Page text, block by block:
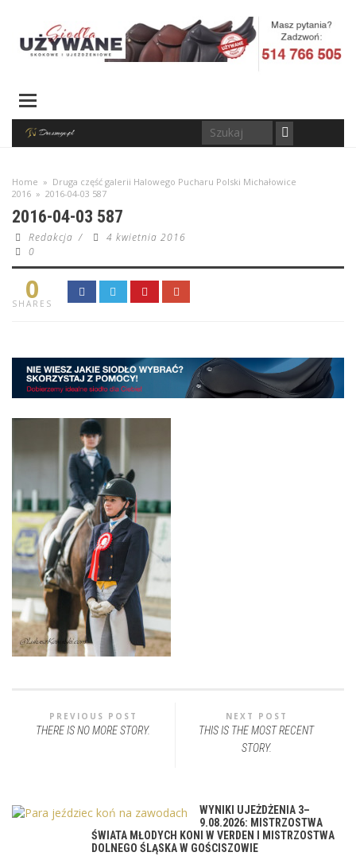
Home » Druga część galerii Halowego Pucharu Polski Michałowice
2016 » 2016-04-03 587
2016-04-03 587
Redakcja /
4 kwietnia 2016
0
0
SHARES
PREVIOUS POST
THERE IS NO MORE STORY.
NEXT POST
THIS IS THE MOST RECENT
STORY.
WYNIKI UJEŻDŻENIA 3–
9.08.2026: MISTRZOSTWA
ŚWIATA MŁODYCH KONI W VERDEN I MISTRZOSTWA
DOLNEGO ŚLĄSKA W GOŚCISZOWIE